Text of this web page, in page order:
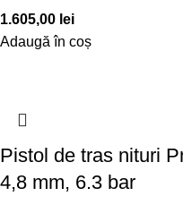
1.605,00 lei
Adaugă în coș
Pistol de tras nituri
4,8 mm, 6.3 bar